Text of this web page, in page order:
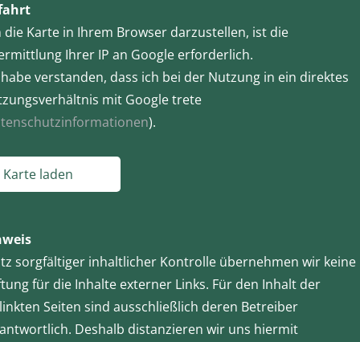
die Karte in Ihrem Browser darzustellen, ist die
Ihrer IP an Google erforderlich.
verstanden, dass ich bei der Nutzung in ein direktes
mit Google trete
).
Karte laden
sorgfältiger inhaltlicher Kontrolle übernehmen wir keine
für die Inhalte externer Links. Für den Inhalt der
Seiten sind ausschließlich deren Betreiber
Deshalb distanzieren wir uns hiermit